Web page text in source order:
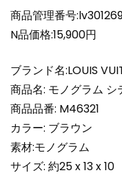
グ
レ
ィ
ー
ス
N
品
個
商品管理番号
N品価格:15,900円
ブランド名:LOUIS
商品名: モノグラム シ
商品品番: M46321
カラー: ブラウン
素材:モノグラム
サイズ: 約25 x 13 x 10